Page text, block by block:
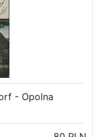
- Opolna